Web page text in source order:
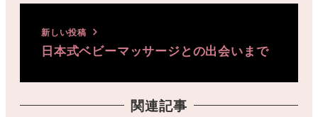
新しい投稿
日本式ベビーマッサージとの出会いまで
関連記事